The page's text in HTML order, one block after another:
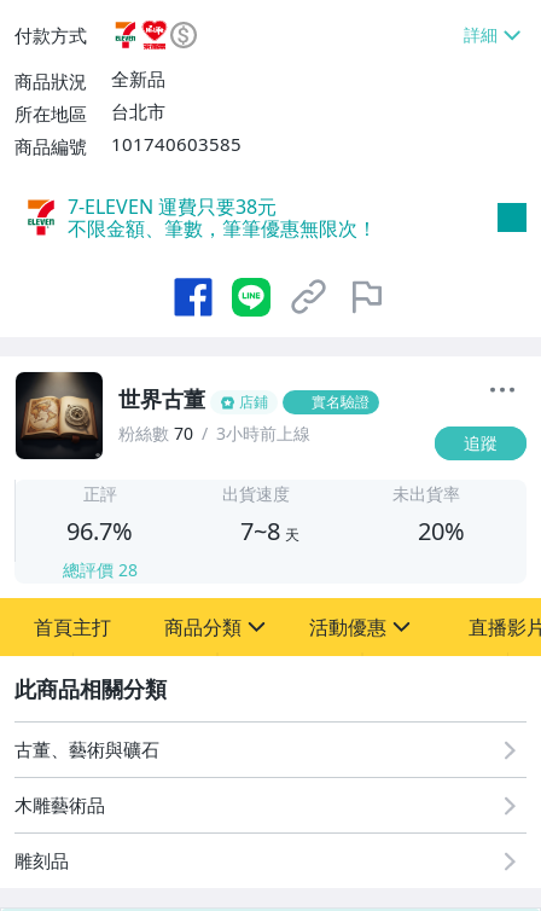
或消費滿$1298免運費】、7-ELEVEN取貨
不付款【免運費】、萊爾富取貨付款【單件
運費$60、滿5件或消費滿$1298免運
費】、宅配/貨運【單件運費$120、滿5件
付款方式
商品狀況
全新品
所在地區
台北市
商品編號
101740603585
7-ELEVEN 運費只要38元
不限金額、筆數，筆筆優惠無限次！
世界古董 店鋪 實名驗證
粉絲數 70 3小時前上線 追蹤
正評
96.7%
總評價 28
出貨速度
7~8 天
未出貨率
20%
首頁主打 商品分類
其它
活動優惠
[全店] 粉絲專享
[全店] 周年慶
直播影
古董、藝術與礦石
木雕藝術品
雕刻品